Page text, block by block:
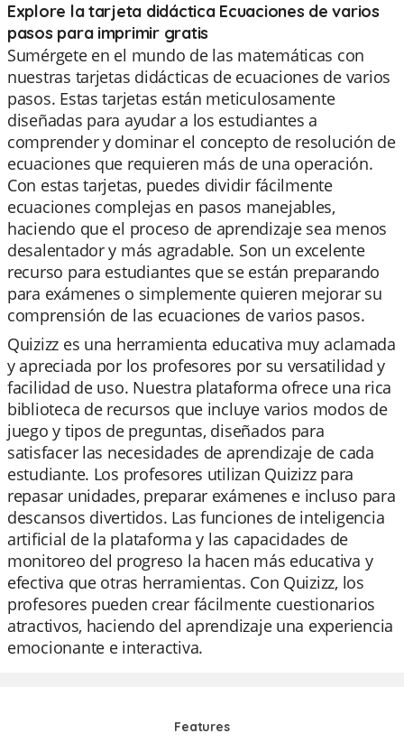
Explore la tarjeta didáctica Ecuaciones de varios
pasos para imprimir gratis
Sumérgete en el mundo de las matemáticas con
nuestras tarjetas didácticas de ecuaciones de varios
pasos. Estas tarjetas están meticulosamente
diseñadas para ayudar a los estudiantes a
comprender y dominar el concepto de resolución de
ecuaciones que requieren más de una operación.
Con estas tarjetas, puedes dividir fácilmente
ecuaciones complejas en pasos manejables,
haciendo que el proceso de aprendizaje sea menos
desalentador y más agradable. Son un excelente
recurso para estudiantes que se están preparando
para exámenes o simplemente quieren mejorar su
comprensión de las ecuaciones de varios pasos.
Quizizz es una herramienta educativa muy aclamada
y apreciada por los profesores por su versatilidad y
facilidad de uso. Nuestra plataforma ofrece una rica
biblioteca de recursos que incluye varios modos de
juego y tipos de preguntas, diseñados para
satisfacer las necesidades de aprendizaje de cada
estudiante. Los profesores utilizan Quizizz para
repasar unidades, preparar exámenes e incluso para
descansos divertidos. Las funciones de inteligencia
artificial de la plataforma y las capacidades de
monitoreo del progreso la hacen más educativa y
efectiva que otras herramientas. Con Quizizz, los
profesores pueden crear fácilmente cuestionarios
atractivos, haciendo del aprendizaje una experiencia
emocionante e interactiva.
Features